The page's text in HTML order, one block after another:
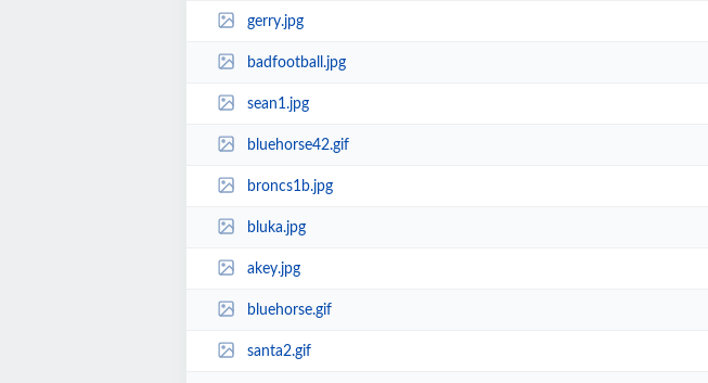
gerry.jpg
badfootball.jpg
sean1.jpg
bluehorse42.gif
broncs1b.jpg
bluka.jpg
akey.jpg
bluehorse.gif
santa2.gif